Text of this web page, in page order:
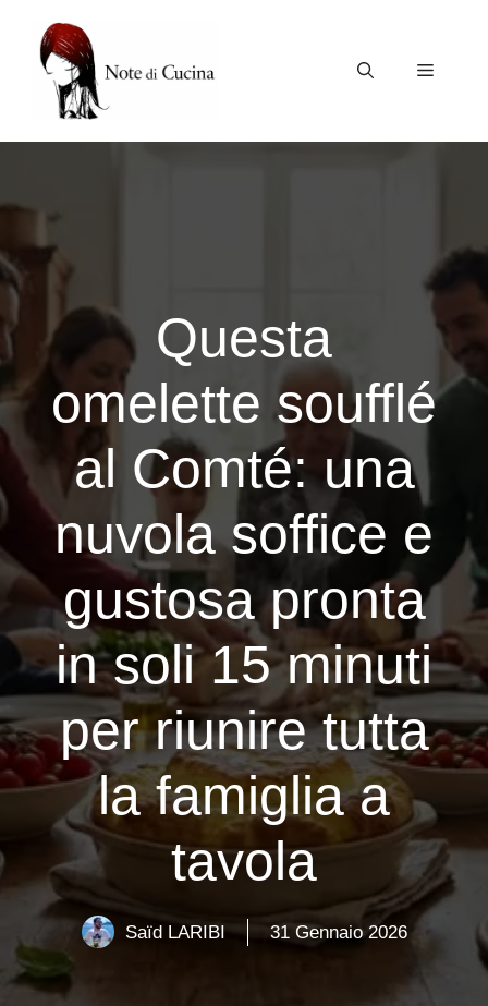
contenuto
Menu
Questa
omelette soufflé
al Comté: una
nuvola soffice e
gustosa pronta
in soli 15 minuti
per riunire tutta
la famiglia a
tavola
Saïd LARIBI 31 Gennaio 2026